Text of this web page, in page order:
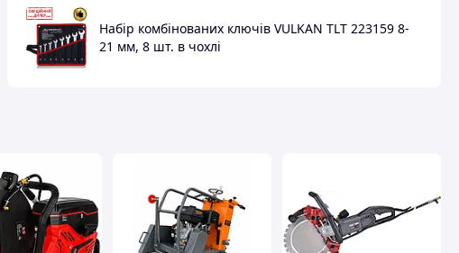
Набір комбінованих ключів VULKAN TLT 223159 8-
21 мм, 8 шт. в чохлі